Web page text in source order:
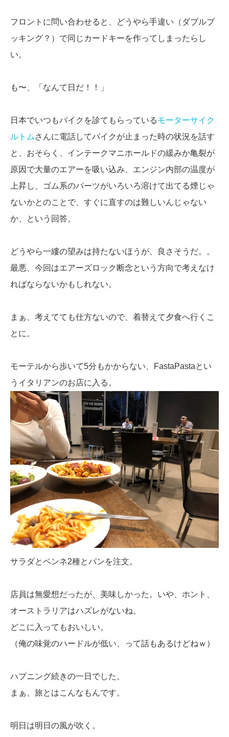
フロントに問い合わせると、どうやら手違い（ダブルブ
ッキング？）で同じカードキーを作ってしまったらし
い。
も〜、「なんて日だ！！」
日本でいつもバイクを診てもらっているモーターサイク
ルトムさんに電話してバイクが止まった時の状況を話す
と、おそらく、インテークマニホールドの緩みか亀裂が
原因で大量のエアーを吸い込み、エンジン内部の温度が
上昇し、ゴム系のパーツがいろいろ溶けて出てる煙じゃ
ないかとのことで、すぐに直すのは難しいんじゃない
か、という回答。
どうやら一縷の望みは持たないほうが、良さそうだ。。
最悪、今回はエアーズロック断念という方向で考えなけ
ればならないかもしれない。
まぁ、考えてても仕方ないので、着替えて夕食へ行くこ
とに。
モーテルから歩いて5分もかからない、FastaPastaとい
うイタリアンのお店に入る。
サラダとペンネ2種とパンを注文。
店員は無愛想だったが、美味しかった。いや、ホント、
オーストラリアはハズレがないね。
どこに入ってもおいしい。
（俺の味覚のハードルが低い、って話もあるけどねｗ）
ハプニング続きの一日でした。
まぁ、旅とはこんなもんです。
明日は明日の風が吹く。